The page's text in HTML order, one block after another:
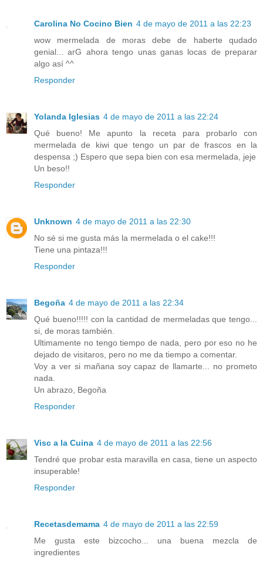
Carolina No Cocino Bien 4 de mayo de 2011 a las 22:23
wow mermelada de moras debe de haberte qudado
genial... arG ahora tengo unas ganas locas de preparar
algo así ^^
Responder
Yolanda Iglesias 4 de mayo de 2011 a las 22:24
Qué bueno! Me apunto la receta para probarlo con
mermelada de kiwi que tengo un par de frascos en la
despensa ;) Espero que sepa bien con esa mermelada, jeje
Un beso!!
Responder
Unknown 4 de mayo de 2011 a las 22:30
No sé si me gusta más la mermelada o el cake!!!
Tiene una pintaza!!!
Responder
Begoña 4 de mayo de 2011 a las 22:34
Qué bueno!!!!! con la cantidad de mermeladas que tengo...
si, de moras también.
Ultimamente no tengo tiempo de nada, pero por eso no he
dejado de visitaros, pero no me da tiempo a comentar.
Voy a ver si mañana soy capaz de llamarte... no prometo
nada.
Un abrazo, Begoña
Responder
Visc a la Cuina 4 de mayo de 2011 a las 22:56
Tendré que probar esta maravilla en casa, tiene un aspecto
insuperable!
Responder
Recetasdemama 4 de mayo de 2011 a las 22:59
Me gusta este bizcocho... una buena mezcla de
ingredientes